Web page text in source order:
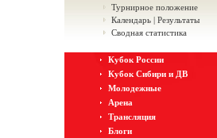
Турнирное положение
Календарь | Результаты
Сводная статистика
Кубок России
Кубок Сибири и ДВ
Молодежные
Арена
Трансляция
Блоги